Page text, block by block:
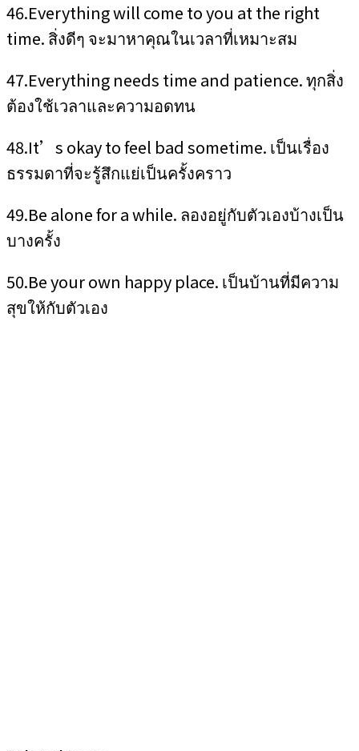
46.Everything will come to you at the right
time. สิ่งดีๆ จะมาหาคุณในเวลาที่เหมาะสม
47.Everything needs time and patience. ทุกสิ่ง
ต้องใช้เวลาและความอดทน
48.It’s okay to feel bad sometime. เป็นเรื่อง
ธรรมดาที่จะรู้สึกแย่เป็นครั้งคราว
49.Be alone for a while. ลองอยู่กับตัวเองบ้างเป็น
บางครั้ง
50.Be your own happy place. เป็นบ้านที่มีความ
สุขให้กับตัวเอง